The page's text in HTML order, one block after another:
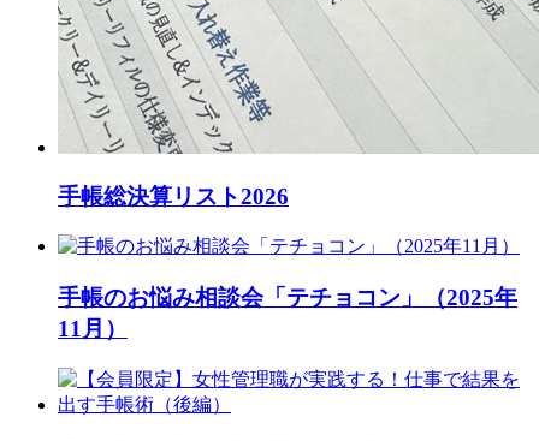
手帳総決算リスト2026
手帳のお悩み相談会「テチョコン」（2025年
11月）